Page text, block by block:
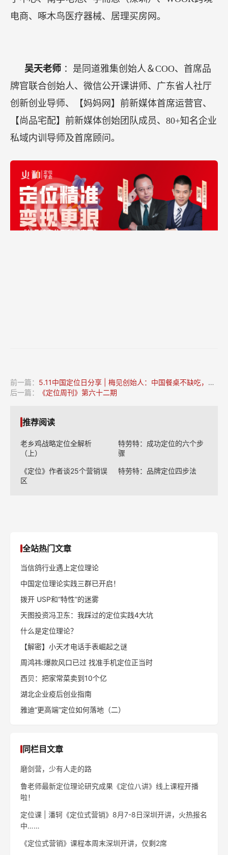
电商、啄木鸟医疗器械、居理买房网。
吴天老师 ：是同道雅集创始人＆COO、首席品
牌官联合创始人、微信公开课讲师、广东省人社厅
创新创业导师、【妈妈网】前新媒体首席运营官、
【尚品宅配】前新媒体创始团队成员、80+知名企业
私域内训导师及首席顾问。
前一篇： 5.11中国定位日分享 | 梅见创始人：中国餐桌不缺吃，不缺喝，缺“吃喝”
后一篇：
《定位周刊》第六十二期
推荐阅读
老乡鸡战略定位全解析
（上）
特劳特：成功定位的六个步
骤
《定位》作者谈25个营销误
区
特劳特：品牌定位四步法
全站热门文章
当信鸽行业遇上定位理论
中国定位理论实践三群已开启！
拨开 USP和“特性”的迷雾
天图投资冯卫东：我踩过的定位实践4大坑
什么是定位理论？
【解密】小天才电话手表崛起之谜
周鸿祎:爆款风口已过 找准手机定位正当时
西贝：把家常菜卖到10个亿
湖北企业疫后创业指南
雅迪“更高端”定位如何落地（二）
同栏目文章
磨剑营，少有人走的路
鲁老师最新定位理论研究成果《定位八讲》线上课程开播
啦！
定位课 | 潘轲《定位式营销》8月7-8日深圳开讲，火热报名
中……
《定位式营销》课程本周末深圳开讲，仅剩2席